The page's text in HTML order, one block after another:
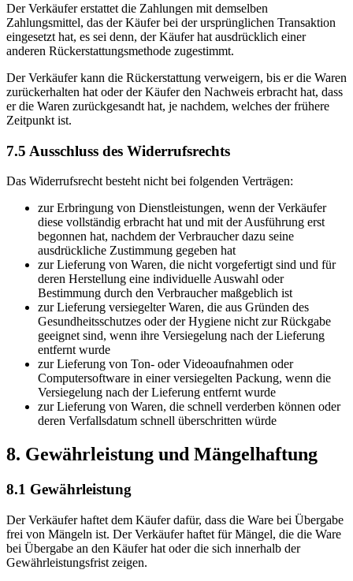
Der Verkäufer erstattet die Zahlungen mit demselben
Zahlungsmittel, das der Käufer bei der ursprünglichen Transaktion
eingesetzt hat, es sei denn, der Käufer hat ausdrücklich einer
anderen Rückerstattungsmethode zugestimmt.
Der Verkäufer kann die Rückerstattung verweigern, bis er die Waren
zurückerhalten hat oder der Käufer den Nachweis erbracht hat, dass
er die Waren zurückgesandt hat, je nachdem, welches der frühere
Zeitpunkt ist.
7.5 Ausschluss des Widerrufsrechts
Das Widerrufsrecht besteht nicht bei folgenden Verträgen:
zur Erbringung von Dienstleistungen, wenn der Verkäufer
diese vollständig erbracht hat und mit der Ausführung erst
begonnen hat, nachdem der Verbraucher dazu seine
ausdrückliche Zustimmung gegeben hat
zur Lieferung von Waren, die nicht vorgefertigt sind und für
deren Herstellung eine individuelle Auswahl oder
Bestimmung durch den Verbraucher maßgeblich ist
zur Lieferung versiegelter Waren, die aus Gründen des
Gesundheitsschutzes oder der Hygiene nicht zur Rückgabe
geeignet sind, wenn ihre Versiegelung nach der Lieferung
entfernt wurde
zur Lieferung von Ton- oder Videoaufnahmen oder
Computersoftware in einer versiegelten Packung, wenn die
Versiegelung nach der Lieferung entfernt wurde
zur Lieferung von Waren, die schnell verderben können oder
deren Verfallsdatum schnell überschritten würde
8. Gewährleistung und Mängelhaftung
8.1 Gewährleistung
Der Verkäufer haftet dem Käufer dafür, dass die Ware bei Übergabe
frei von Mängeln ist. Der Verkäufer haftet für Mängel, die die Ware
bei Übergabe an den Käufer hat oder die sich innerhalb der
Gewährleistungsfrist zeigen.